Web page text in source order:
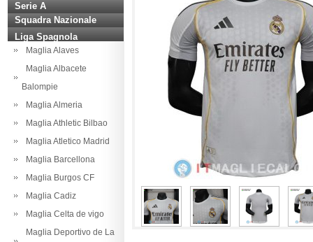
Serie A
Squadra Nazionale
Liga Spagnola
Maglia Alaves
Maglia Albacete
Balompie
Maglia Almeria
Maglia Athletic Bilbao
Maglia Atletico Madrid
Maglia Barcellona
Maglia Burgos CF
Maglia Cadiz
Maglia Celta de vigo
Maglia Deportivo de La